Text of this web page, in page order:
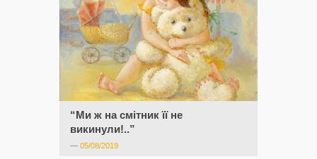
“Ми ж на смітник її не
викинули!..”
— 05/08/2019